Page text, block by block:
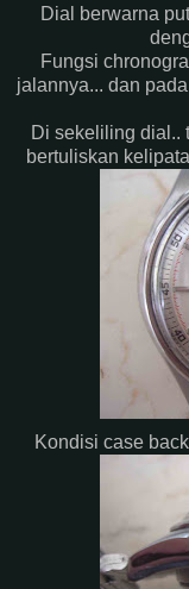
Dial berwarna
Fungsi
jalannya... dan
Di sekeliling dial..
bertuliskan
Kondisi case